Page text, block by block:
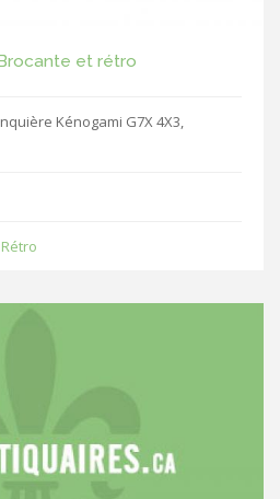
et rétro
Kénogami G7X 4X3,